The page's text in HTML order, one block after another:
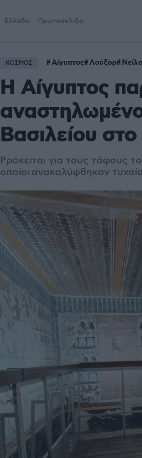
Ελλάδα Πρωτοσέλιδα
ΚΟΣΜΟΣ Αίγυπτος Λούξορ
Η Αίγυπτος
Βασιλείου
Pρόκειται για τους τάφους
οποίοι ανακαλύφθηκαν